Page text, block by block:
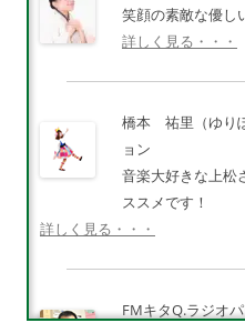
笑顔の素敵な優し
詳しく見る・・・
橋本 祐里（ゆり
ョン
音楽大好きな上松
ススメです！
詳しく見る・・・
FMキタQ.ラジオ